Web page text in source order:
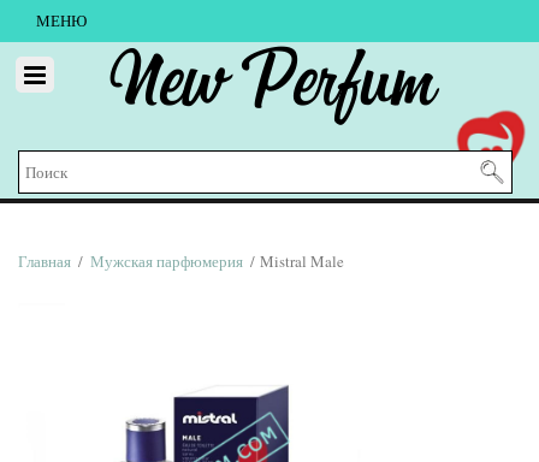
МЕНЮ
New Perfum
Главная / Мужская парфюмерия / Mistral Male